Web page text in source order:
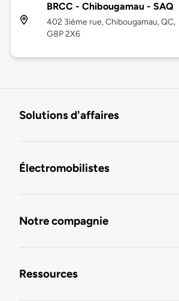
BRCC - Chibougamau - SAQ
402 3ième rue, Chibougamau, QC,
G8P 2X6
Solutions d'affaires
Électromobilistes
Notre compagnie
Ressources